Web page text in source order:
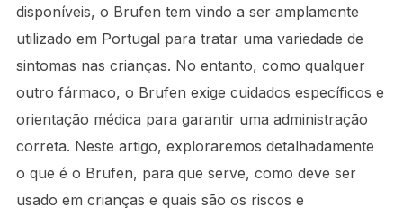
disponíveis, o Brufen tem vindo a ser amplamente
utilizado em Portugal para tratar uma variedade de
sintomas nas crianças. No entanto, como qualquer
outro fármaco, o Brufen exige cuidados específicos e
orientação médica para garantir uma administração
correta. Neste artigo, exploraremos detalhadamente
o que é o Brufen, para que serve, como deve ser
usado em crianças e quais são os riscos e